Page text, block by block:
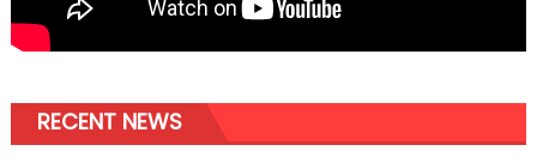
RECENT NEWS